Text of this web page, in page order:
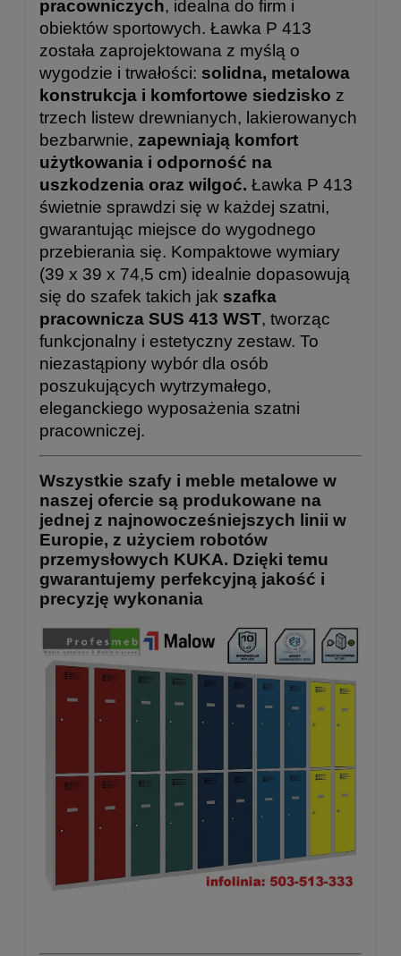
pracowniczych, idealna do firm i
obiektów sportowych. Ławka P 413
została zaprojektowana z myślą o
wygodzie i trwałości: solidna, metalowa
konstrukcja i komfortowe siedzisko z
trzech listew drewnianych, lakierowanych
bezbarwnie, zapewniają komfort
użytkowania i odporność na
uszkodzenia oraz wilgoć. Ławka P 413
świetnie sprawdzi się w każdej szatni,
gwarantując miejsce do wygodnego
przebierania się. Kompaktowe wymiary
(39 x 39 x 74,5 cm) idealnie dopasowują
się do szafek takich jak szafka
pracownicza SUS 413 WST, tworząc
funkcjonalny i estetyczny zestaw. To
niezastąpiony wybór dla osób
poszukujących wytrzymałego,
eleganckiego wyposażenia szatni
pracowniczej.
Wszystkie szafy i meble metalowe w
naszej ofercie są produkowane na
jednej z najnowocześniejszych linii w
Europie, z użyciem robotów
przemysłowych KUKA. Dzięki temu
gwarantujemy perfekcyjną jakość i
precyzję wykonania